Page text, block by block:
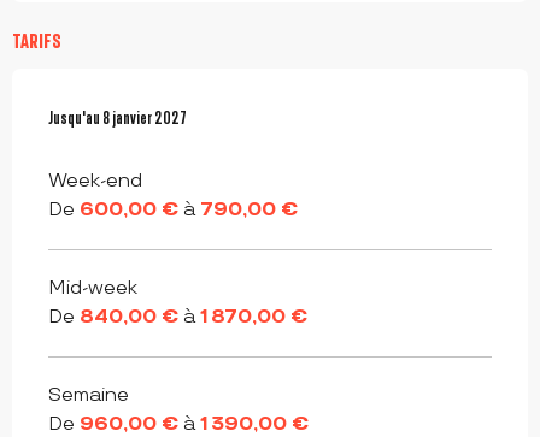
TARIFS
Du3 janvier 2026au8 janvier 2027
Jusqu'au 8 janvier 2027
Week-end
De 600,00 € à 790,00 €
Mid-week
De 840,00 € à1 870,00 €
Semaine
De 960,00 € à1 390,00 €